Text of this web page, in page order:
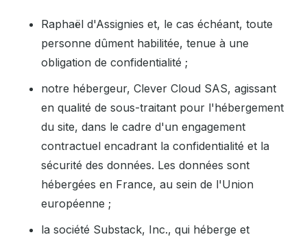
Raphaël d'Assignies et, le cas échéant, toute
personne dûment habilitée, tenue à une
obligation de confidentialité ;
notre hébergeur, Clever Cloud SAS, agissant
en qualité de sous-traitant pour l'hébergement
du site, dans le cadre d'un engagement
contractuel encadrant la confidentialité et la
sécurité des données. Les données sont
hébergées en France, au sein de l'Union
européenne ;
la société Substack, Inc., qui héberge et